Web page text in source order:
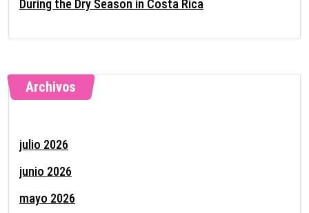
During the Dry Season in Costa Rica
Archivos
julio 2026
junio 2026
mayo 2026